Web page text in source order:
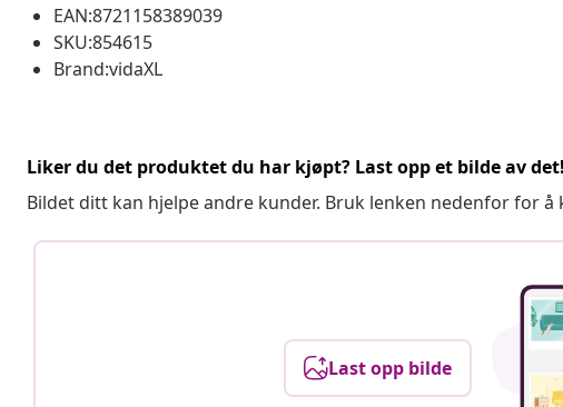
EAN:8721158389039
SKU:854615
Brand:vidaXL
Liker du det produktet du har kjøpt? Last opp et bilde av det!
Bildet ditt kan hjelpe andre kunder. Bruk lenken nedenfor for å
Last opp bilde